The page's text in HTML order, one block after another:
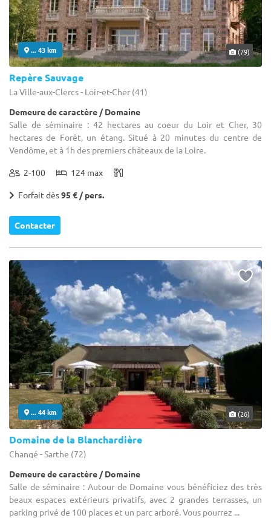
... 43 km (79)
Repère Sauvage
La Ville-aux-Clercs - Loir-et-Cher (41)
Demeure de caractère / Domaine
Salle de séminaire : 42 hectares au coeur du Loir et Cher, 30
hectares de Forêt, un étang. Situé à 20 minutes du centre de
Vendôme, et à 1h des premiers châteaux de la Loire.
2-100 124 max
Forfait dès95 € / pers.
Contacter
... 44 km (26)
Domaine de la Blanchardière
Changé - Sarthe (72)
Demeure de caractère / Domaine
Salle de séminaire : Autour de Domaine vous bénéficiez des très
beaux espaces extérieurs privatifs, avec 2 grandes terrasses, un
parking privé de 100 places et un parc arboré. Vous pourrez ...